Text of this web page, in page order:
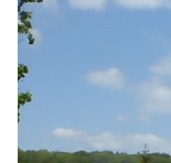
Aller
au
contenu